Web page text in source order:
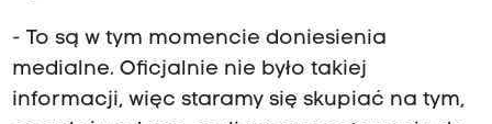
- To są w tym momencie doniesienia
medialne. Oficjalnie nie było takiej
informacji, więc staramy się skupiać na tym,